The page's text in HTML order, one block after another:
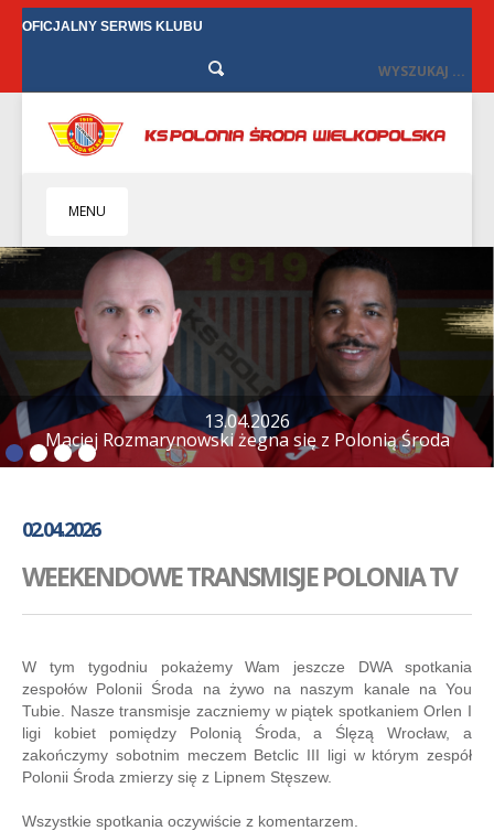
OFICJALNY SERWIS KLUBU
MENU
HOME
KLUB
BIZNES
SENIORZY
SENIORKI
BILETY
KONTAKT
SKLEP
12.04.2026
Tylko remis w Starych Oborzyskach
02.04.2026
WEEKENDOWE TRANSMISJE POLONIA TV
W tym tygodniu pokażemy Wam jeszcze DWA spotkania
zespołów Polonii Środa na żywo na naszym kanale na You
Tubie. Nasze transmisje zaczniemy w piątek spotkaniem Orlen I
ligi kobiet pomiędzy Polonią Środa, a Ślęzą Wrocław, a
zakończymy sobotnim meczem Betclic III ligi w którym zespół
Polonii Środa zmierzy się z Lipnem Stęszew.
Wszystkie spotkania oczywiście z komentarzem.